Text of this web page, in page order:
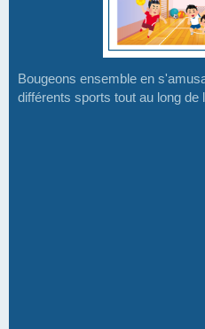
Bougeons ensemble en
différents sports tout au long de